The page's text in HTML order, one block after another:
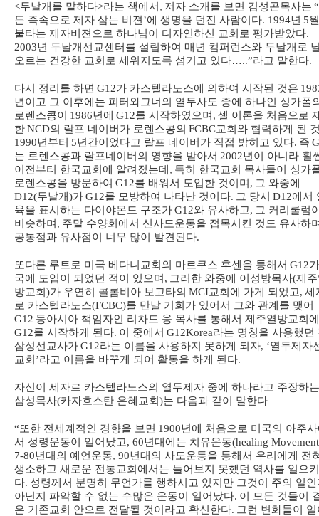
<두날개를 말하다>라는 책에서 , 저자 소개를 보면 김성곤목사는 “
든 족속으로 제자 삼는 비젼 ’에 생명을 던진 사람이다. 1994년 5월
불타는 제자비젼으로 하나님이 디자인하신 교회로 평가받았다.
2003년 두날개선교센터를 설립하여 매년 컴퍼런스와 두날개로
오르는 건강한 교회로 세워지도록 섬기고 있다…..”라고 말한다.
다시 정리를 하면 G12가 카스텔라노스에 의하여 시작된 것은
년이고 그 이후에는 피터와그너의 열두사도 중에 하나인 싱가폴
로렌스콩이
1986년에 G12를 시작하였으며 , 셀 이론을 처음으로
한NCD의 랄프 네이버가 로렌스콩의 FCBC교회와 협력하게 된
1990년부터 5년간이었다고 랄프 네이버가 직접 밝히고 있다. 즉
는 로렌스콩과 랄프네이버의 영향을 받아서 2002년이 아니라 훨
이전부터 한국교회에 알려졌는데 , 특히 한국교회 목사들이 싱가
로렌스콩을 방문하여 G12를 배워서 도입한 것이며 , 그 와중에
D12(두날개)가G12를 모방하여 나타난 것이다. 그 당시 D12에서
육을 표시하는 다이야몬드 구조가G12와 유사하고, 그 커리쿨럼
비슷하며 , 주말 수양회에서 신사도운동을 접목시킨 것도 유사하
공통점과 유사점이 너무 많이 발견된다.
또다른 루트로 미국 베다니교회의 마르쿠스 후센을 통해서 G12
국에 도입이 되었던 적이 있으며 , 그러한 와중에 이성방목사(제
방교회 )가 우연히 콜롬비아 보고타의 MCI교회에 가게 되었고, 세
로 카스텔라노스(FCBC)를 만날 기회가 있어서 그와 관계를 맺어
G12 동아시아 책임자인 리차드 옹 목사를 통해서 제주열방교회
G12를 시작하게 된다. 이 중에서 G12Korea라는 명칭을 사용했던
삼성선교사가G12라는 이름을 사용하지 못하게 되자, ‘열두제자
교회 ’라고 이름을 바꾸게 되어 활동을 하게 된다.
자신이 세자르 카스텔라노스의 열두제자 중에 하나라고 주장하
삼성목사(카자흐스탄 은혜교회 )는 다음과 같이 말한다
“또한 전세계적인 경향을 보면 1900년에 처음으로 미국의 아주
서 성령운동이 일어났고, 60년대에는 치유운동(healing
7-80년대의 예언운동, 90년대의 사도운동을 통해서 우리에게 전
생소하고 새로운 전통교회에서는 들어보지 못했던 역사를 일으
다. 성령께서 분명히 무언가를 행하시고 있지만 그것이 주의 일인
아닌지 파악할 수 없는 수많은 운동이 일어났다. 이 모든 것들이
은 기존교회 안으로 전달될 것이라고 확신한다. 그런 변화들이 일